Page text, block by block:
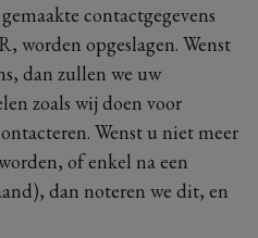
contactgegevens
worden opgeslagen. Wenst
dan zullen we uw
zoals wij doen voor
Wenst u niet meer
of enkel na een
dan noteren we dit, en